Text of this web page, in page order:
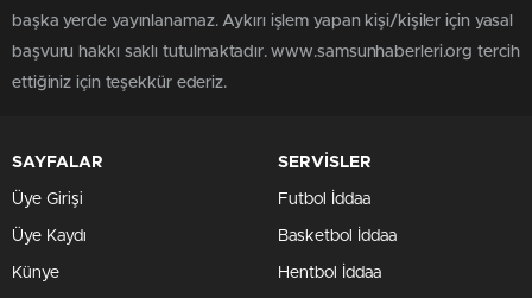
başka yerde yayınlanamaz. Aykırı işlem yapan kişi/kişiler için yasal
başvuru hakkı saklı tutulmaktadır. www.samsunhaberleri.org tercih
ettiğiniz için teşekkür ederiz.
SAYFALAR
Üye Girişi
Üye Kaydı
Künye
SERVİSLER
Futbol İddaa
Basketbol İddaa
Hentbol İddaa